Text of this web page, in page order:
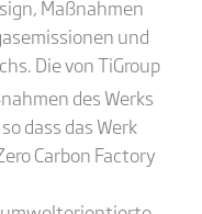
Maßnahmen
und
Die von TiGroup
des Werks
dass das Werk
Carbon Factory